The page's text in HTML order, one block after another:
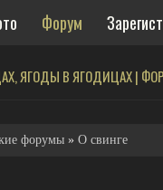
Форум
ЯГОДЫ В ЯГОДИЦАХ |
форумы » О свинге